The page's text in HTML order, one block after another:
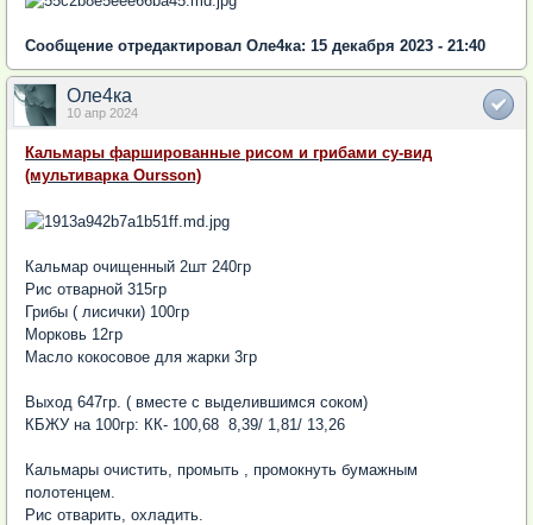
Сообщение отредактировал Оле4ка: 15 декабря 2023 - 21:40
Оле4ка
10 апр 2024
Кальмары фаршированные рисом и грибами су-вид
(мультиварка Oursson)
Кальмар очищенный 2шт 240гр
Рис отварной 315гр
Грибы ( лисички) 100гр
Морковь 12гр
Масло кокосовое для жарки 3гр
Выход 647гр. ( вместе с выделившимся соком)
КБЖУ на 100гр: КК- 100,68 8,39/ 1,81/ 13,26
Кальмары очистить, промыть , промокнуть бумажным
полотенцем.
Рис отварить, охладить.